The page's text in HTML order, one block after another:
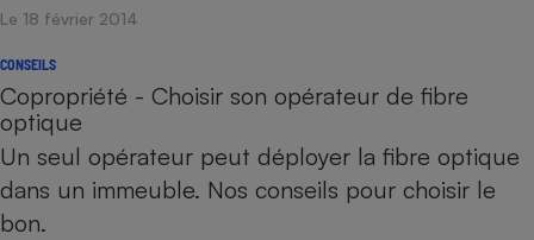
Le 18 février 2014
CONSEILS
Copropriété - Choisir son opérateur de fibre
optique
Un seul opérateur peut déployer la fibre optique
dans un immeuble. Nos conseils pour choisir le
bon.